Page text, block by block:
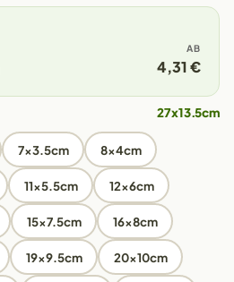
AB
4,31 €
27x13.5cm
7x3.5cm 8x4cm
11x5.5cm 12x6cm
15x7.5cm 16x8cm
19x9.5cm 20x10cm